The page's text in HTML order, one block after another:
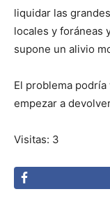
liquidar las
locales y foráneas
supone un alivio
El problema
empezar a
Visitas: 3